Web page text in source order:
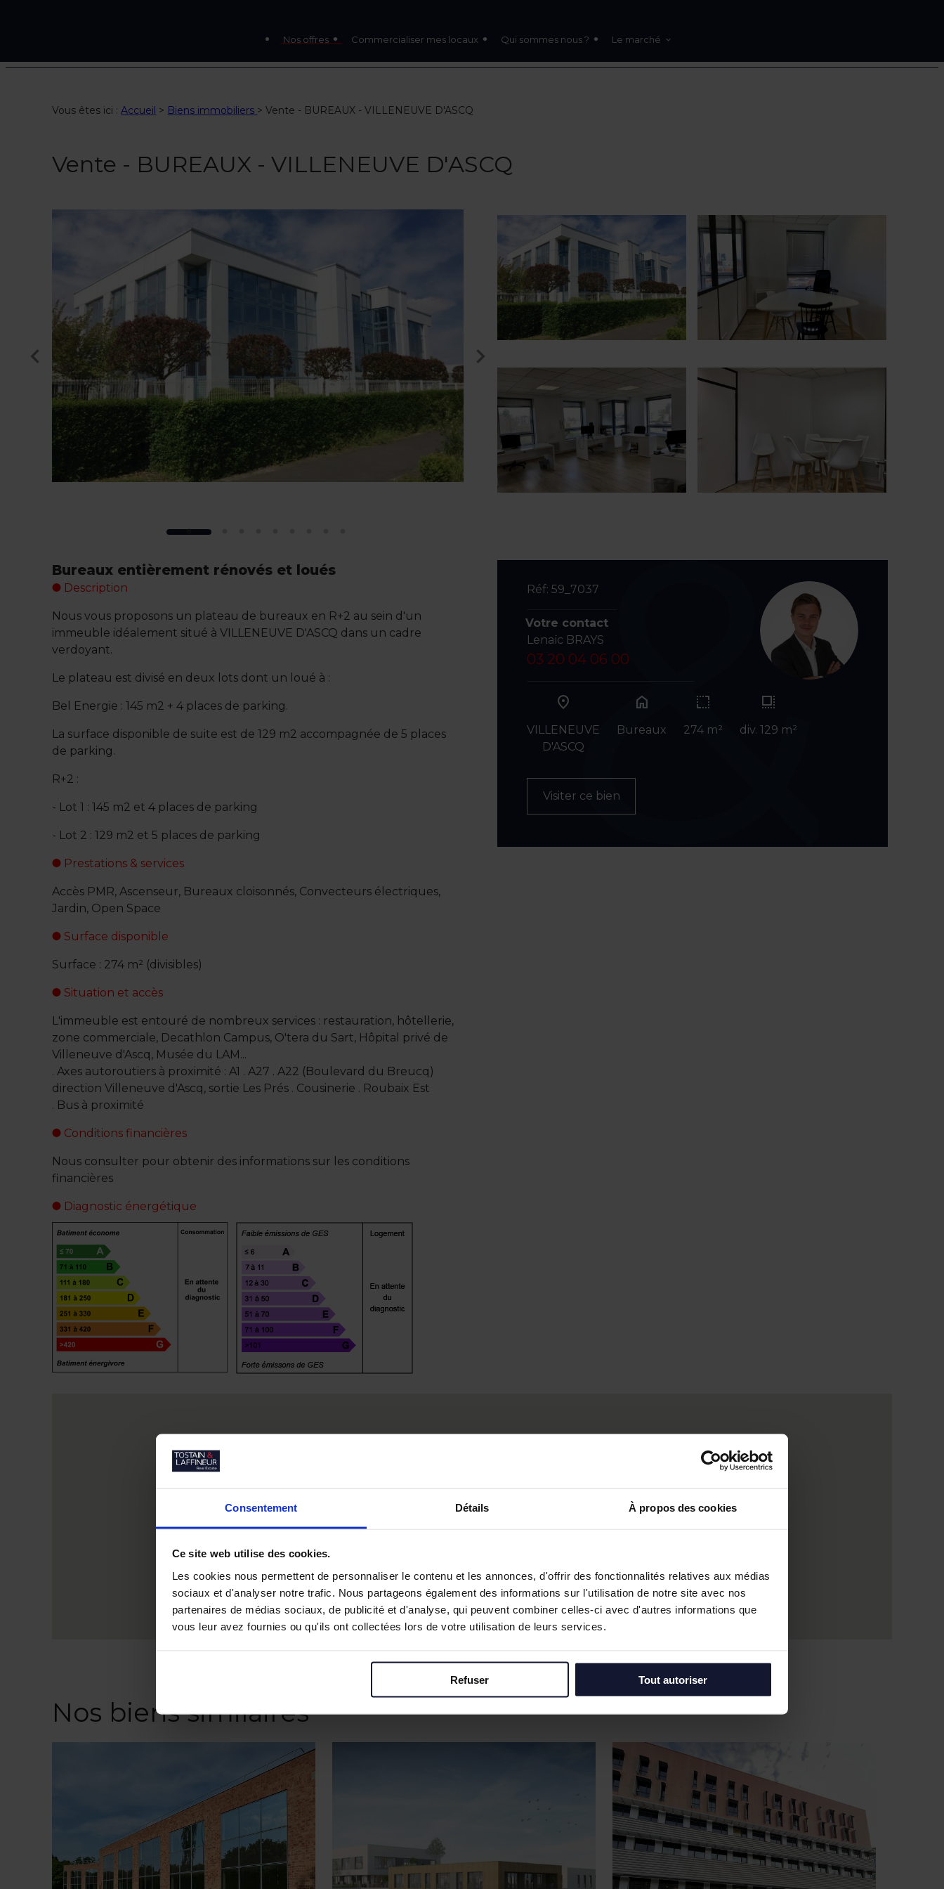
Consentement Détails À propos des cookies
Ce site web utilise des cookies.
Les cookies nous permettent de personnaliser le contenu et les annonces, d'offrir des fonctionnalités relatives aux médias
sociaux et d'analyser notre trafic. Nous partageons également des informations sur l'utilisation de notre site avec nos
partenaires de médias sociaux, de publicité et d'analyse, qui peuvent combiner celles-ci avec d'autres informations que
vous leur avez fournies ou qu'ils ont collectées lors de votre utilisation de leurs services.
Refuser Tout autoriser
Nos offres Commercialiser mes locaux Qui sommes nous ? Le marché
Vous êtes ici :Accueil > Biens immobiliers >Vente - BUREAUX - VILLENEUVE D'ASCQ
Vente - BUREAUX - VILLENEUVE D'ASCQ
Bureaux entièrement rénovés et loués
Description
Nous vous proposons un plateau de bureaux en R+2 au sein d'un
immeuble idéalement situé à VILLENEUVE D'ASCQ dans un cadre
verdoyant.
Le plateau est divisé en deux lots dont un loué à :
Bel Energie : 145 m2 + 4 places de parking.
La surface disponible de suite est de 129 m2 accompagnée de 5 places
de parking.
R+2 :
- Lot 1 : 145 m2 et 4 places de parking
- Lot 2 : 129 m2 et 5 places de parking
Prestations & services
Accès PMR, Ascenseur, Bureaux cloisonnés, Convecteurs électriques,
Jardin, Open Space
Surface disponible
Surface : 274 m² (divisibles)
Situation et accès
L'immeuble est entouré de nombreux services : restauration, hôtellerie,
zone commerciale, Decathlon Campus, O'tera du Sart, Hôpital privé de
Villeneuve d'Ascq, Musée du LAM...
. Axes autoroutiers à proximité : A1 . A27 . A22 (Boulevard du Breucq)
direction Villeneuve d'Ascq, sortie Les Prés . Cousinerie . Roubaix Est
. Bus à proximité
Conditions financières
Nous consulter pour obtenir des informations sur les conditions
financières
Diagnostic énergétique
Réf: 59_7037
Votre contact
Lenaïc BRAYS
03 20 04 06 00
VILLENEUVE
D'ASCQ
home
Bureaux 274 m² div. 129 m²
Visiter ce bien
Nos biens similaires